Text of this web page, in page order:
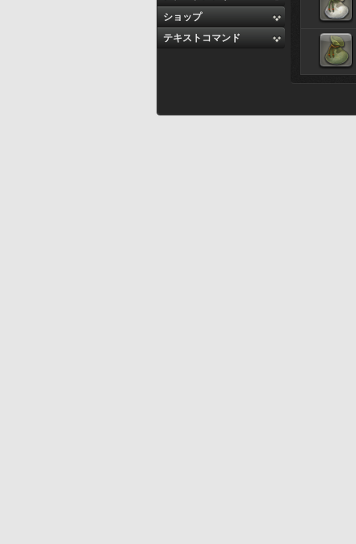
ショップ
テキストコマンド